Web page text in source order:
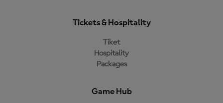
Tickets & Hospitality
Tiket
Hospitality
Packages
Game Hub